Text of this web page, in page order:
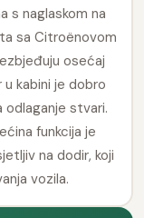
s naglaskom na
sa Citroënovom
osećaj
kabini je dobro
odlaganje stvari.
funkcija je
na dodir, koji
vozila.